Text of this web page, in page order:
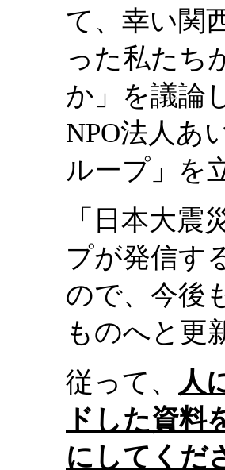
て、幸い関
った私たち
か」を議論
NPO法人あ
ループ」を
「日本大
プが発信す
ので、今後
ものへと更
従って、
人
ドした資
にしてくだ